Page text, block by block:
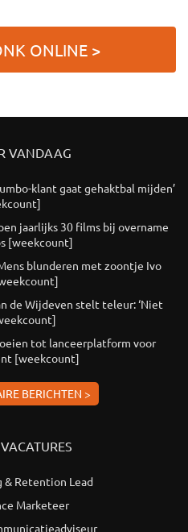
ONLINE >
VANDAAG
klant gaat gehaktbal mijden’
jaarlijks 30 films bij overname
[weekcount]
blunderen met zoontje Ivo
de Wijdeven stelt teleur: ‘Niet
tot lanceerplatform voor
[weekcount]
BERICHTEN >
& Retention Lead
Marketeer